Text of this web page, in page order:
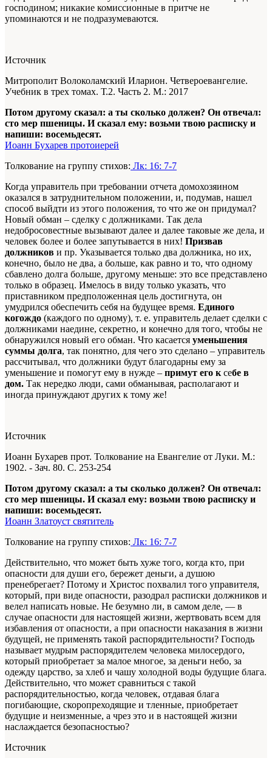
господином; никакие комиссионные в притче не
упоминаются и не подразумеваются.
Источник
Митрополит Волоколамский Иларион. Четвероевангелие.
Учебник в трех томах. Т.2. Часть 2. М.: 2017
Потом другому сказал: а ты сколько должен? Он отвечал:
сто мер пшеницы. И сказал ему: возьми твою расписку и
напиши: восемьдесят.
Иоанн Бухарев протоиерей
Толкование на группу стихов: Лк: 16: 7-7
Когда управитель при требовании отчета домохозяином
оказался в затруднительном положении, и, подумав, нашел
способ выйдти из этого положения, то что же он придумал?
Новый обман – сделку с должниками. Так дела
недобросовестные вызывают далее и далее таковые же дела, и
человек более и более запутывается в них! Призвав
должников и пр. Указывается только два должника, но их,
конечно, было не два, а больше, как равно и то, что одному
сбавлено долга больше, другому меньше: это все представлено
только в образец. Имелось в виду только указать, что
приставником предположенная цель достигнута, он
умудрился обеспечить себя на будущее время. Единого
когождо (каждого по одному), т. е. управитель делает сделки с
должниками наедине, секретно, и конечно для того, чтобы не
обнаружился новый его обман. Что касается уменьшения
суммы долга, так понятно, для чего это сделано – управитель
рассчитывал, что должники будут благодарны ему за
уменьшение и помогут ему в нужде – примут его к себе в
дом. Так нередко люди, сами обманывая, располагают и
иногда принуждают других к тому же!
Источник
Иоанн Бухарев прот. Толкование на Евангелие от Луки. М.:
1902. - Зач. 80. С. 253-254
Потом другому сказал: а ты сколько должен? Он отвечал:
сто мер пшеницы. И сказал ему: возьми твою расписку и
напиши: восемьдесят.
Иоанн Златоуст святитель
Толкование на группу стихов: Лк: 16: 7-7
Действительно, что может быть хуже того, когда кто, при
опасности для души его, бережет деньги, а душою
пренебрегает? Потому и Христос похвалил того управителя,
который, при виде опасности, разодрал расписки должников и
велел написать новые. Не безумно ли, в самом деле, — в
случае опасности для настоящей жизни, жертвовать всем для
избавления от опасности, а при опасности наказания в жизни
будущей, не применять такой распорядительности? Господь
называет мудрым распорядителем человека милосердого,
который приобретает за малое многое, за деньги небо, за
одежду царство, за хлеб и чашу холодной воды будущие блага.
Действительно, что может сравниться с такой
распорядительностью, когда человек, отдавая блага
погибающие, скоропреходящие и тленные, приобретает
будущие и неизменные, а чрез это и в настоящей жизни
наслаждается безопасностью?
Источник